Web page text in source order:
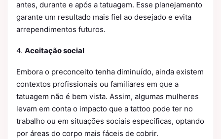
antes, durante e após a tatuagem. Esse planejamento
garante um resultado mais fiel ao desejado e evita
arrependimentos futuros.
4. Aceitação social
Embora o preconceito tenha diminuído, ainda existem
contextos profissionais ou familiares em que a
tatuagem não é bem vista. Assim, algumas mulheres
levam em conta o impacto que a tattoo pode ter no
trabalho ou em situações sociais específicas, optando
por áreas do corpo mais fáceis de cobrir.